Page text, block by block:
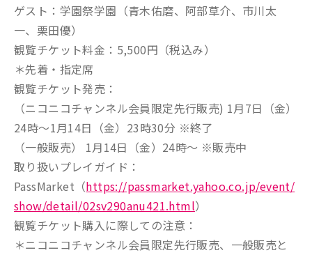
ゲスト：学園祭学園（青木佑磨、阿部草介、市川太
一、栗田優）
観覧チケット料金：5,500円（税込み）
＊先着・指定席
観覧チケット発売：
（ニコニコチャンネル会員限定先行販売) 1月7日（金）
24時～1月14日（金）23時30分 ※終了
（一般販売） 1月14日（金）24時～ ※販売中
取り扱いプレイガイド：
PassMarket（https://passmarket.yahoo.co.jp/event/
show/detail/02sv290anu421.html）
観覧チケット購入に際しての注意：
＊ニコニコチャンネル会員限定先行販売、一般販売と